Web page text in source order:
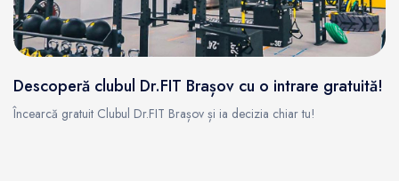
Descoperă clubul Dr.FIT Brașov cu o intrare gratuită!
Încearcă gratuit Clubul Dr.FIT Brașov și ia decizia chiar tu!